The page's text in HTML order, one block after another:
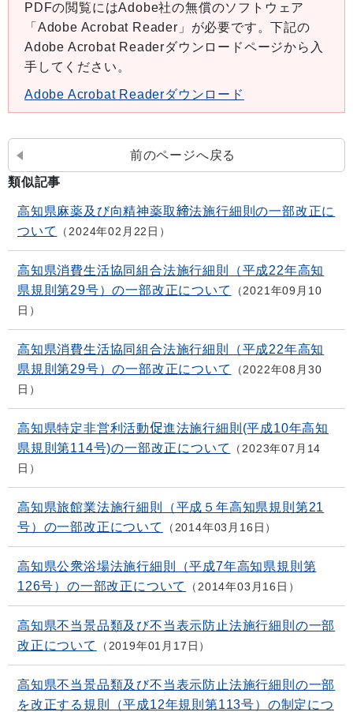
PDFの閲覧にはAdobe社の無償のソフトウェア
「Adobe Acrobat Reader」が必要です。下記の
Adobe Acrobat Readerダウンロードページから入
手してください。
Adobe Acrobat Readerダウンロード
前のページへ戻る
類似記事
高知県麻薬及び向精神薬取締法施行細則の一部改正に
ついて
2024年02月22日
高知県消費生活協同組合法施行細則（平成22年高知
県規則第29号）の一部改正について
2021年09月10
日
高知県消費生活協同組合法施行細則（平成22年高知
県規則第29号）の一部改正について
2022年08月30
日
高知県特定非営利活動促進法施行細則(平成10年高知
県規則第114号)の一部改正について
2023年07月14
日
高知県旅館業法施行細則（平成５年高知県規則第21
号）の一部改正について
2014年03月16日
高知県公衆浴場法施行細則（平成7年高知県規則第
126号）の一部改正について
2014年03月16日
高知県不当景品類及び不当表示防止法施行細則の一部
改正について
2019年01月17日
高知県不当景品類及び不当表示防止法施行細則の一部
を改正する規則（平成12年規則第113号）の制定につ